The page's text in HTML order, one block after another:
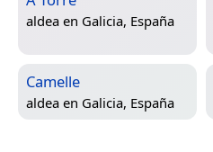
aldea en Galicia, España
Camelle
aldea en Galicia, España